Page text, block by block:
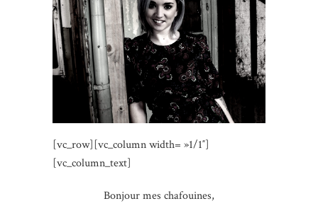
[vc_row][vc_column width= »1/1″]
[vc_column_text]
Bonjour mes chafouines,